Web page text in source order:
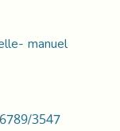
manuel
3547